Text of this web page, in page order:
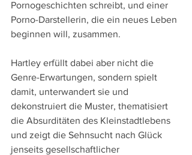
Pornogeschichten schreibt, und einer
Porno-Darstellerin, die ein neues Leben
beginnen will, zusammen.
Hartley erfüllt dabei aber nicht die
Genre-Erwartungen, sondern spielt
damit, unterwandert sie und
dekonstruiert die Muster, thematisiert
die Absurditäten des Kleinstadtlebens
und zeigt die Sehnsucht nach Glück
jenseits gesellschaftlicher